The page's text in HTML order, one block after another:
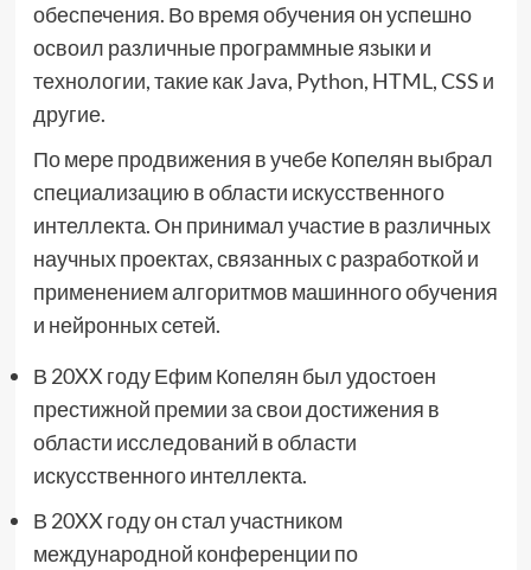
обеспечения. Во время обучения он успешно
освоил различные программные языки и
технологии, такие как Java, Python, HTML, CSS и
другие.
По мере продвижения в учебе Копелян выбрал
специализацию в области искусственного
интеллекта. Он принимал участие в различных
научных проектах, связанных с разработкой и
применением алгоритмов машинного обучения
и нейронных сетей.
В 20XX году Ефим Копелян был удостоен
престижной премии за свои достижения в
области исследований в области
искусственного интеллекта.
В 20XX году он стал участником
международной конференции по